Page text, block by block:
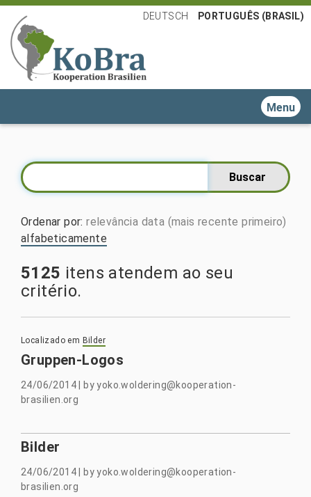
DEUTSCH PORTUGUÊS (BRASIL)
Toggle
Ordenar por:relevância data (mais recente primeiro)
alfabeticamente
5125 itens atendem ao seu
critério.
Localizado em Bilder
Gruppen-Logos
24/06/2014 byyoko.woldering@kooperation-
brasilien.org
Bilder
24/06/2014 byyoko.woldering@kooperation-
brasilien.org